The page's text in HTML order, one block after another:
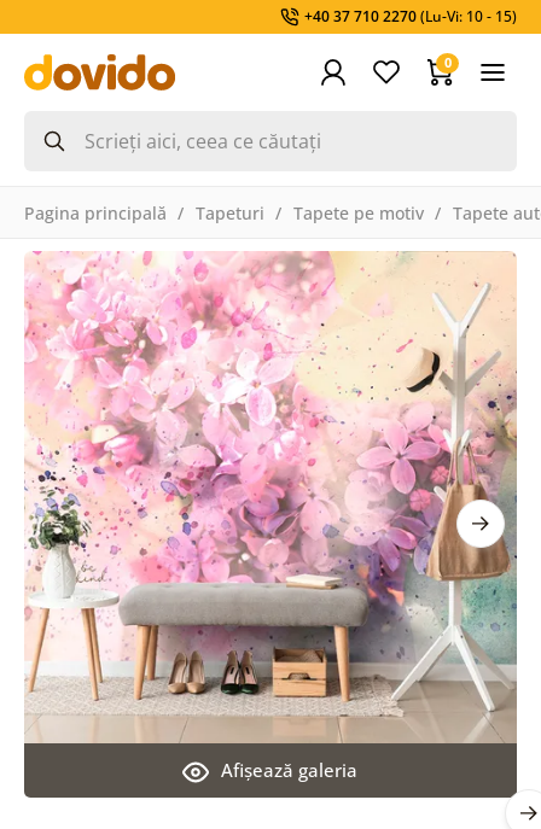
+40 37 710 2270(Lu-Vi: 10 - 15)
0
Pagina principală Tapeturi Tapete pe motiv Tapete
Afişează galeria